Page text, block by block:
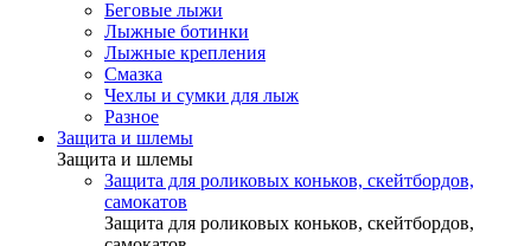
Беговые лыжи
Лыжные ботинки
Лыжные крепления
Смазка
Чехлы и сумки для лыж
Разное
Защита и шлемы
Защита и шлемы
Защита для роликовых коньков, скейтбордов,
самокатов
Защита для роликовых коньков, скейтбордов,